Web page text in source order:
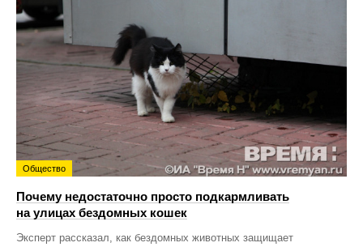
Общество
Почему недостаточно просто подкармливать
на улицах бездомных кошек
Эксперт рассказал, как бездомных животных защищает